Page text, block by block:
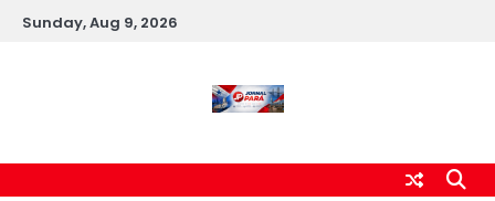
SkipSunday, Aug 9, 2026